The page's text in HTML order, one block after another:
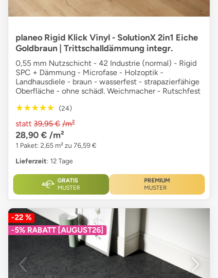
planeo Rigid Klick Vinyl - SolutionX 2in1 Eiche
Goldbraun | Trittschalldämmung integr.
0,55 mm Nutzschicht - 42 Industrie (normal) - Rigid
SPC + Dämmung - Microfase - Holzoptik -
Landhausdiele - braun - wasserfest - strapazierfähige
Oberfläche - ohne schädl. Weichmacher - Rutschfest
★★★★★
★★★★★ (24)
statt 39,95 € /m²
28,90 € /m²
1 Paket: 2,65 m² zu 76,59 €
Lieferzeit: 12 Tage
GRATIS
MUSTER
PREMIUM
MUSTER
-22 %
-5% RABATT [AUGUST26]